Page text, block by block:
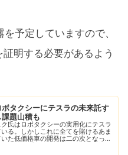
予定していますので、
明する必要があるよう
タクシーにテスラの未来託す
課題山積も
氏はロボタクシーの実用化にテスラ
る。しかしこれに全てを賭けるあま
た低価格車の開発は二の次となって